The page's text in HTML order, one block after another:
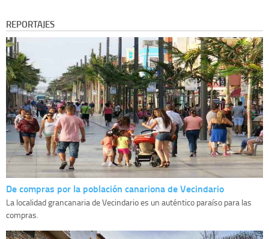
REPORTAJES
De compras por la población canariona de Vecindario
La localidad grancanaria de Vecindario es un auténtico paraíso para las
compras.